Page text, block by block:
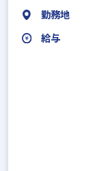
勤務地
給与